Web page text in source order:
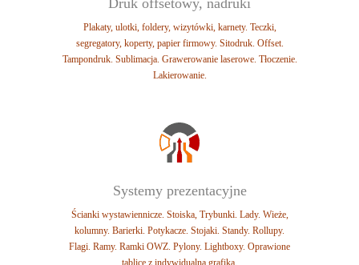
Druk offsetowy, nadruki
Plakaty, ulotki, foldery, wizytówki, karnety. Teczki,
segregatory, koperty, papier firmowy. Sitodruk. Offset.
Tampondruk. Sublimacja. Grawerowanie laserowe. Tłoczenie.
Lakierowanie.
Systemy prezentacyjne
Ścianki wystawiennicze. Stoiska, Trybunki. Lady. Wieże,
kolumny. Barierki. Potykacze. Stojaki. Standy. Rollupy.
Flagi. Ramy. Ramki OWZ. Pylony. Lightboxy. Oprawione